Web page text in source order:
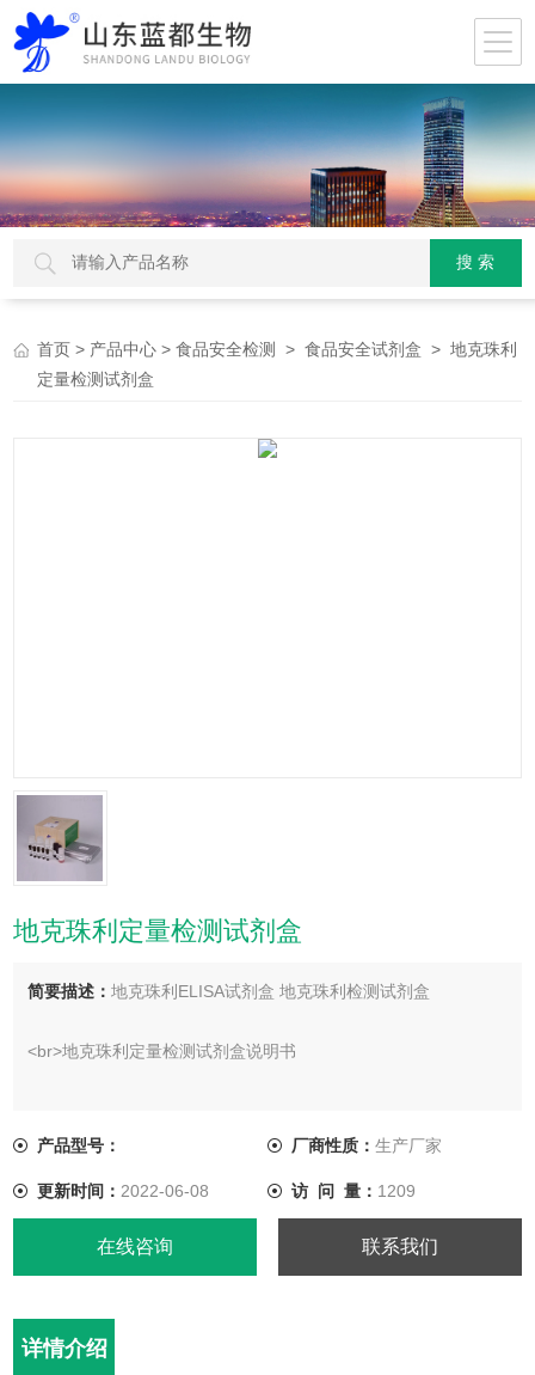
首页 > 产品中心 >食品安全检测 >食品安全试剂盒 > 地克珠利
定量检测试剂盒
地克珠利定量检测试剂盒
简要描述：地克珠利ELISA试剂盒 地克珠利检测试剂盒
<br>地克珠利定量检测试剂盒说明书
珠利的残留量。
<br>二、适用范围
<br>定量检测组织样本中地克珠利的残留。
产品型号： 厂商性质： 生产厂家
更新时间： 2022-06-08 访 问 量： 1209
在线咨询 联系我们
详情介绍